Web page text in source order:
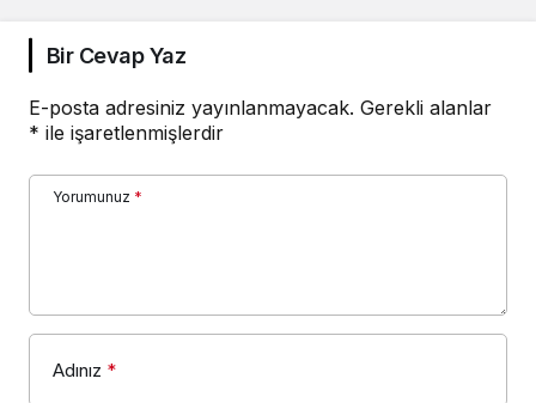
Bir Cevap Yaz
E-posta adresiniz yayınlanmayacak. Gerekli alanlar
* ile işaretlenmişlerdir
Yorumunuz *
Adınız *